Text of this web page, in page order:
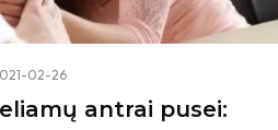
02-26
antrai pusei: